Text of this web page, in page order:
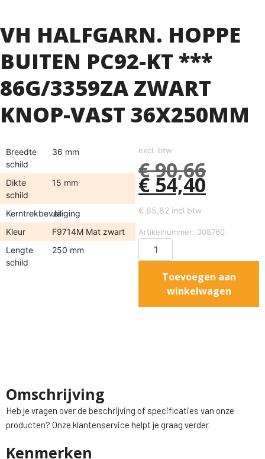
VH HALFGARN. HOPPE
BUITEN PC92-KT ***
86G/3359ZA ZWART
KNOP-VAST 36X250MM
Breedte
schild
36 mm
Dikte
schild
15 mm
Kerntrekbeveiliging
Ja
Kleur
F9714M Mat zwart
Lengte
schild
250 mm
excl. btw
€90,66
€ 54,40
€ 65,82 incl btw
Artikelnummer: 308760
Toevoegen aan
winkelwagen
Omschrijving
Heb je vragen over de beschrijving of specificaties van onze
producten? Onze klantenservice helpt je graag verder.
Kenmerken